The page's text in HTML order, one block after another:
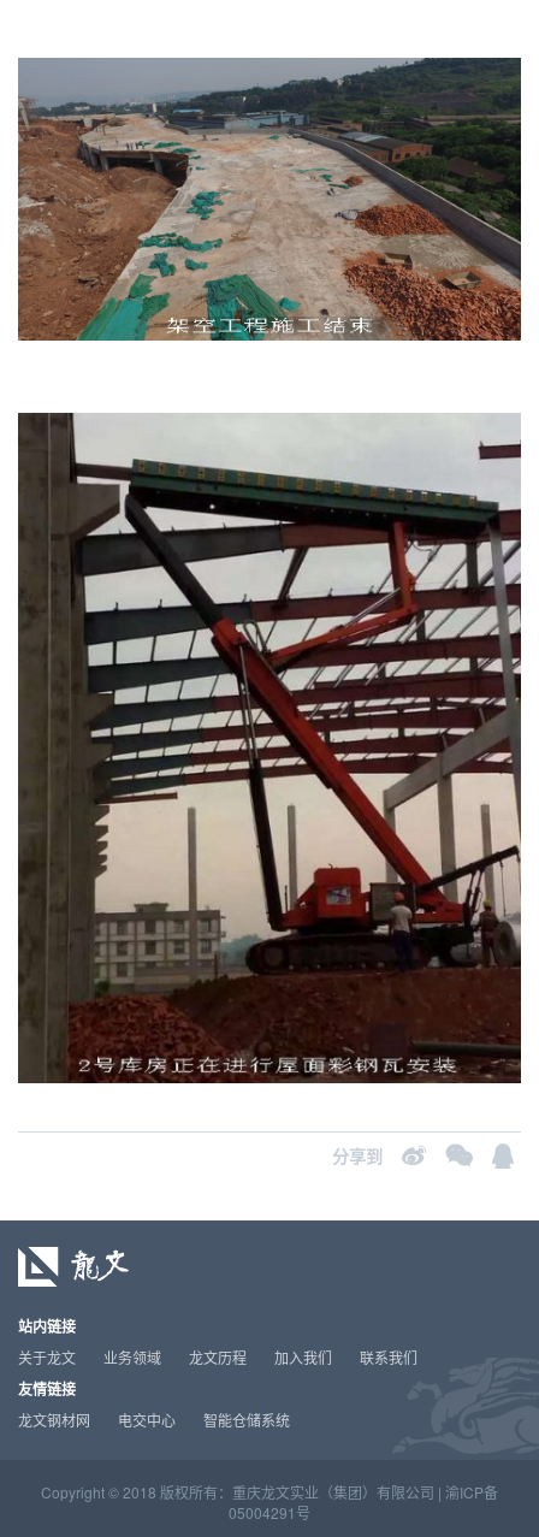
分享到
站内链接
关于龙文 业务领域 龙文历程 加入我们 联系我们
友情链接
龙文钢材网 电交中心 智能仓储系统
Copyright © 2018 版权所有：重庆龙文实业（集团）有限公司 | 渝ICP备
05004291号